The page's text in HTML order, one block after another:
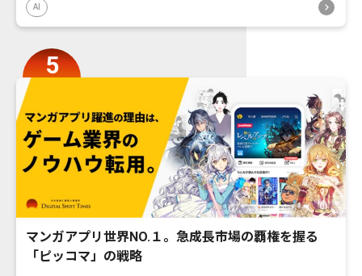
AI
マンガアプリ世界NO.１。急成長市場の覇権を握る
「ピッコマ」の戦略